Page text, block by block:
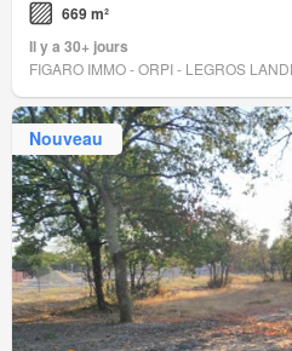
669 m²
Il y a 30+ jours
FIGARO IMMO - ORPI - LEGROS
Nouveau